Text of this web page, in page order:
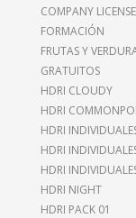
COMPANY LICENSE
FORMACIÓN
FRUTAS Y
GRATUITOS
HDRI CLOUDY
HDRI
HDRI
HDRI
HDRI
HDRI NIGHT
HDRI PACK 01